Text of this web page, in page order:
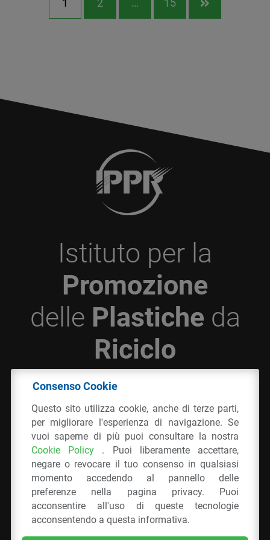
1 2 … 15 
Istituto per la
Promozione
delle Plastiche da
Riciclo
Plastiche da Riciclo
C.F. 97381090154
Via San Vittore 36 20123Milano (MI)
Tel.: 02 43928225.
Tutti i diritti riservati Privacy Policy &Cookie
Consenso Cookie
Questo sito utilizza cookie, anche di terze parti,
per migliorare l'esperienza di navigazione. Se
vuoi saperne di più puoi consultare la nostra
Cookie Policy . Puoi liberamente accettare,
negare o revocare il tuo consenso in qualsiasi
momento accedendo al pannello delle
preferenze nella pagina privacy. Puoi
acconsentire all'uso di queste tecnologie
acconsentendo a questa informativa.